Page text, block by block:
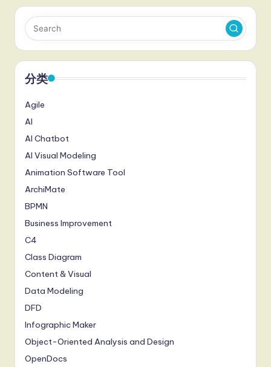
分类
Agile
AI
AI Chatbot
AI Visual Modeling
Animation Software Tool
ArchiMate
BPMN
Business Improvement
C4
Class Diagram
Content & Visual
Data Modeling
DFD
Infographic Maker
Object-Oriented Analysis and Design
OpenDocs